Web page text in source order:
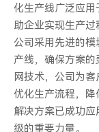
化生产线广泛应
助企业实现生产过
公司采用先进的
产线，确保方案
网技术，公司为
优化生产流程，
解决方案已成功
级的重要力量。